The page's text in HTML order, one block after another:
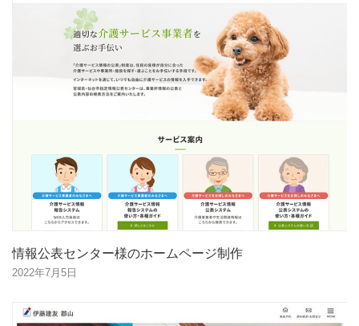
情報公表センター様のホームページ制作
2022年7月5日